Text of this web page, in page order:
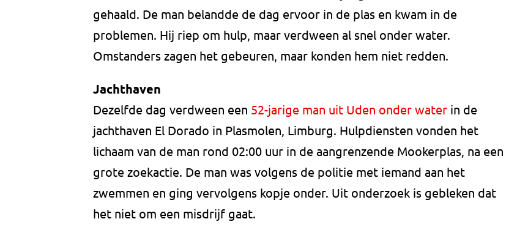
gehaald. De man belandde de dag ervoor in de plas en kwam in de
problemen. Hij riep om hulp, maar verdween al snel onder water.
Omstanders zagen het gebeuren, maar konden hem niet redden.
Jachthaven
Dezelfde dag verdween een 52-jarige man uit Uden onder water in de
jachthaven El Dorado in Plasmolen, Limburg. Hulpdiensten vonden het
lichaam van de man rond 02:00 uur in de aangrenzende Mookerplas, na een
grote zoekactie. De man was volgens de politie met iemand aan het
zwemmen en ging vervolgens kopje onder. Uit onderzoek is gebleken dat
het niet om een misdrijf gaat.